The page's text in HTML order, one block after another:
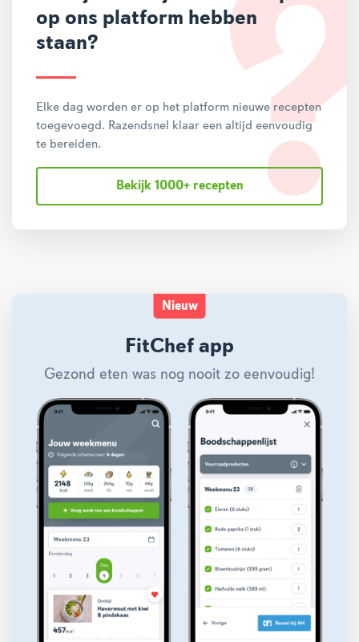
Nieuw
FitChef app
Gezond eten was nog nooit zo eenvoudig!
op ons platform hebben
staan?
Elke dag worden er op het platform nieuwe recepten
toegevoegd. Razendsnel klaar een altijd eenvoudig
te bereiden.
Bekijk 1000+ recepten